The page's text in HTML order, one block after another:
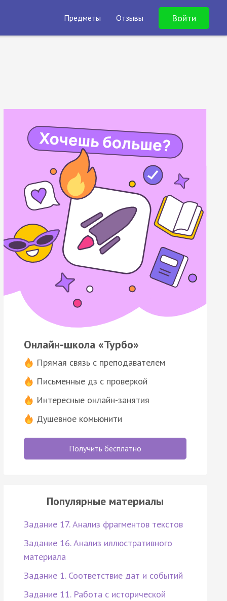
Предметы Отзывы Войти
Онлайн-школа «Турбо»
Прямая связь с преподавателем
Письменные дз с проверкой
Интересные онлайн-занятия
Душевное комьюнити
Получить бесплатно
Популярные материалы
Задание 17. Анализ фрагментов текстов
Задание 16. Анализ иллюстративного
материала
Задание 1. Соответствие дат и событий
Задание 11. Работа с исторической